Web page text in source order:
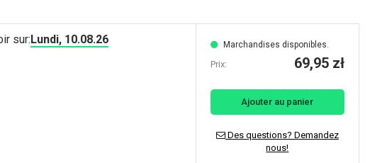
sur:Lundi, 10.08.26 Marchandises disponibles.
Prix: 69,95 zł
Ajouter au panier
Des questions? Demandez
nous!